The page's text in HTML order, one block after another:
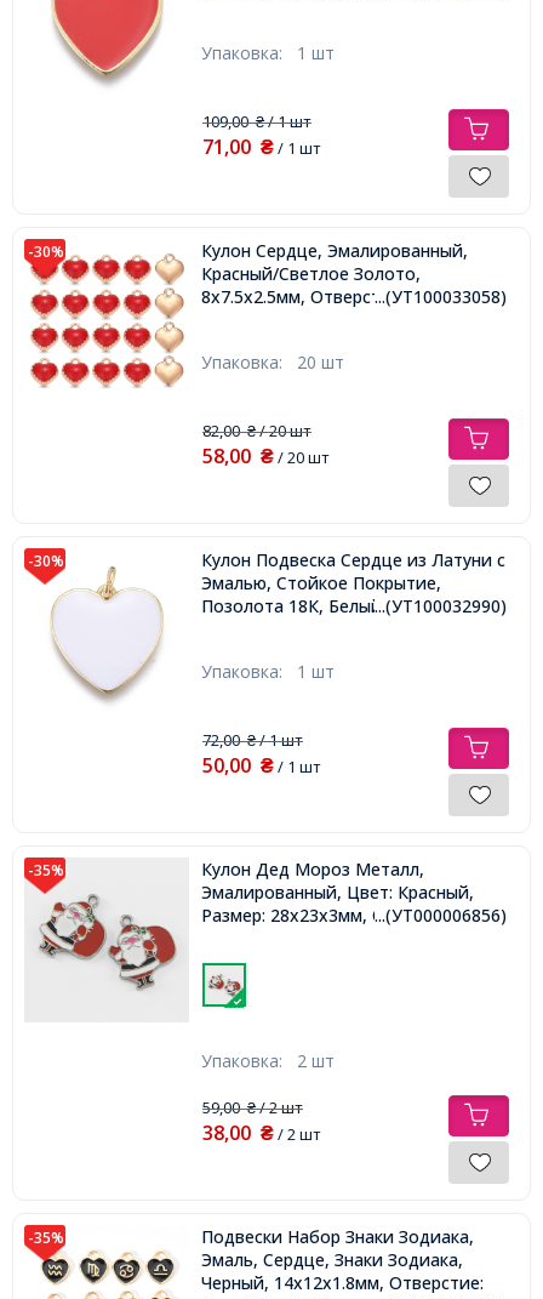
Упаковка: 1 шт
109,00₴/ 1 шт
71,00 ₴/ 1 шт
-30%
Кулон Сердце, Эмалированный,
Красный/Светлое Золото,
8x7.5x2.5мм, Отверстие 1.5мм,
...(УТ100033058)
Упаковка: 20 шт
82,00₴/ 20 шт
58,00 ₴/ 20 шт
-30%
Кулон Подвеска Сердце из Латуни с
Эмалью, Стойкое Покрытие,
Позолота 18К, Белый, 17х17х2мм,
...(УТ100032990)
Упаковка: 1 шт
72,00₴/ 1 шт
50,00 ₴/ 1 шт
-35%
Кулон Дед Мороз Металл,
Эмалированный, Цвет: Красный,
Размер: 28х23х3мм, Отверстие 3мм,
...(УТ000006856)
Упаковка: 2 шт
59,00₴/ 2 шт
38,00 ₴/ 2 шт
-35%
Подвески Набор Знаки Зодиака,
Эмаль, Сердце, Знаки Зодиака,
Черный, 14х12х1.8мм, Отверстие: